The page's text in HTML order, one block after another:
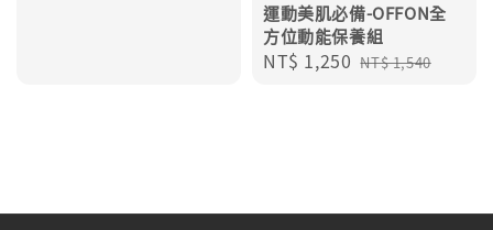
運動美肌必備-OFFON全
方位動能保養組
Sale
NT$ 1,250 Regular
NT$ 1,540